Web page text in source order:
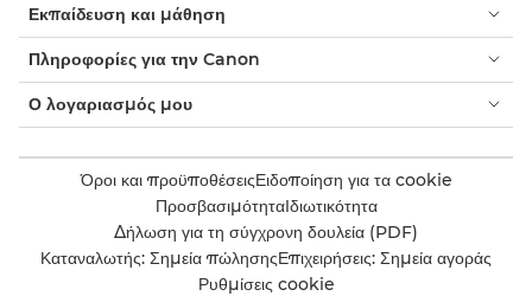
Εκπαίδευση και μάθηση
Πληροφορίες για την Canon
Ο λογαριασμός μου
Όροι και προϋποθέσειςΕιδοποίηση για τα cookie
ΠροσβασιμότηταΙδιωτικότητα
Δήλωση για τη σύγχρονη δουλεία (PDF)
Καταναλωτής: Σημεία πώλησηςΕπιχειρήσεις: Σημεία αγοράς
Ρυθμίσεις cookie